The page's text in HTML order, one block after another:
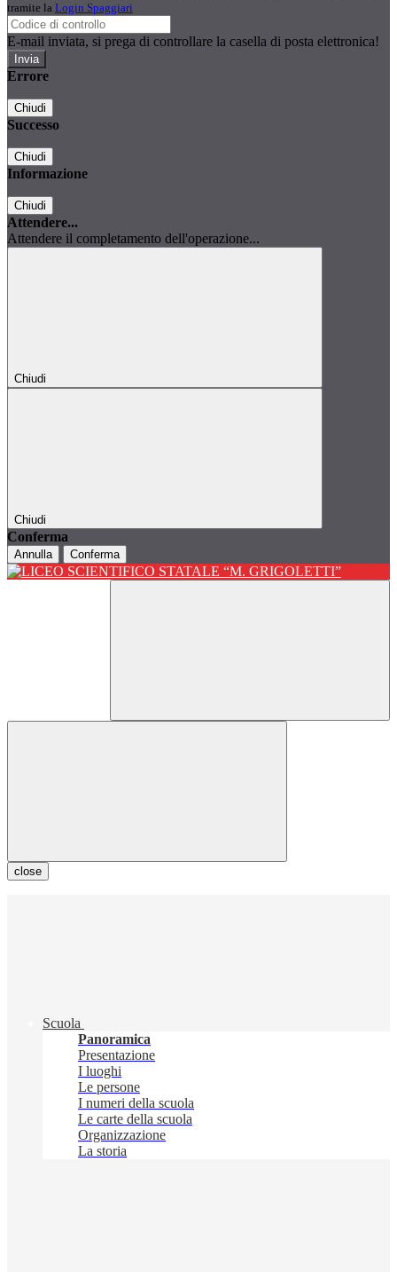
tramite la Login Spaggiari
E-mail inviata, si prega di controllare la casella di posta elettronica!
Errore
Chiudi
Successo
Chiudi
Informazione
Chiudi
Attendere...
Attendere il completamento dell'operazione...
Chiudi
Chiudi
Conferma
Annulla Conferma
close
Scuola
Panoramica
Presentazione
I luoghi
Le persone
I numeri della scuola
Le carte della scuola
Organizzazione
La storia